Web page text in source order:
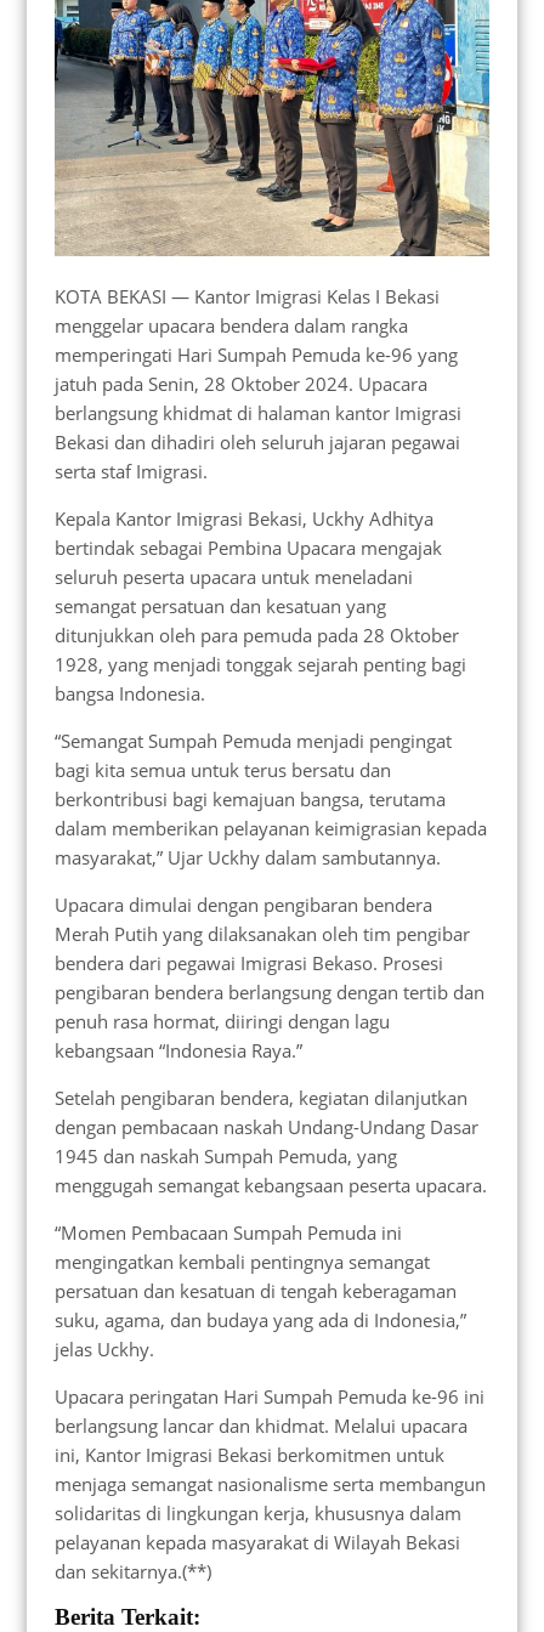
KOTA BEKASI — Kantor Imigrasi Kelas I Bekasi
menggelar upacara bendera dalam rangka
memperingati Hari Sumpah Pemuda ke-96 yang
jatuh pada Senin, 28 Oktober 2024. Upacara
berlangsung khidmat di halaman kantor Imigrasi
Bekasi dan dihadiri oleh seluruh jajaran pegawai
serta staf Imigrasi.
Kepala Kantor Imigrasi Bekasi, Uckhy Adhitya
bertindak sebagai Pembina Upacara mengajak
seluruh peserta upacara untuk meneladani
semangat persatuan dan kesatuan yang
ditunjukkan oleh para pemuda pada 28 Oktober
1928, yang menjadi tonggak sejarah penting bagi
bangsa Indonesia.
“Semangat Sumpah Pemuda menjadi pengingat
bagi kita semua untuk terus bersatu dan
berkontribusi bagi kemajuan bangsa, terutama
dalam memberikan pelayanan keimigrasian kepada
masyarakat,” Ujar Uckhy dalam sambutannya.
Upacara dimulai dengan pengibaran bendera
Merah Putih yang dilaksanakan oleh tim pengibar
bendera dari pegawai Imigrasi Bekaso. Prosesi
pengibaran bendera berlangsung dengan tertib dan
penuh rasa hormat, diiringi dengan lagu
kebangsaan “Indonesia Raya.”
Setelah pengibaran bendera, kegiatan dilanjutkan
dengan pembacaan naskah Undang-Undang Dasar
1945 dan naskah Sumpah Pemuda, yang
menggugah semangat kebangsaan peserta upacara.
“Momen Pembacaan Sumpah Pemuda ini
mengingatkan kembali pentingnya semangat
persatuan dan kesatuan di tengah keberagaman
suku, agama, dan budaya yang ada di Indonesia,”
jelas Uckhy.
Upacara peringatan Hari Sumpah Pemuda ke-96 ini
berlangsung lancar dan khidmat. Melalui upacara
ini, Kantor Imigrasi Bekasi berkomitmen untuk
menjaga semangat nasionalisme serta membangun
solidaritas di lingkungan kerja, khususnya dalam
pelayanan kepada masyarakat di Wilayah Bekasi
dan sekitarnya.(**)
Berita Terkait: